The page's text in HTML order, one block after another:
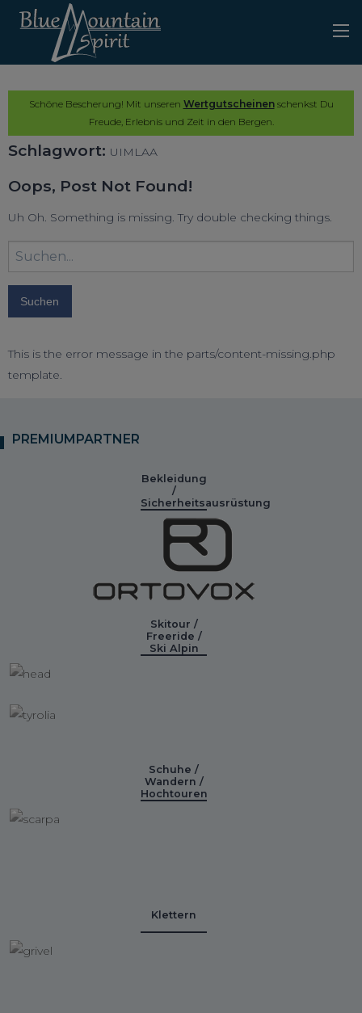
Schöne Bescherung! Mit unseren Wertgutscheinenschenkst Du
Freude, Erlebnis und Zeit in den Bergen.
Schlagwort: UIMLAA
Oops, Post Not Found!
Uh Oh. Something is missing. Try double checking things.
Suchbegriff
eingeben:
This is the error message in the parts/content-missing.php
template.
PREMIUMPARTNER
Bekleidung
/
Sicherheitsausrüstung
Skitour /
Freeride /
Ski Alpin
Schuhe /
Wandern /
Hochtouren
Klettern